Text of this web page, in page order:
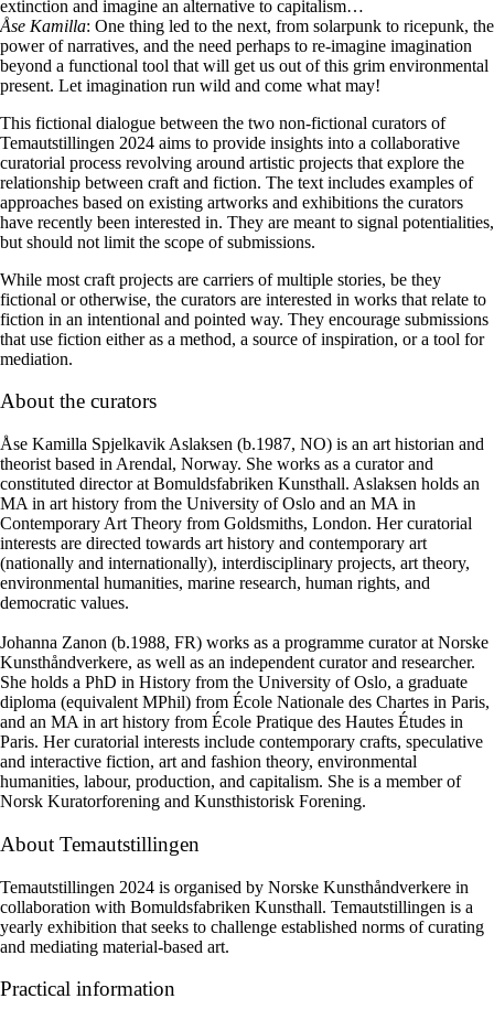
extinction and imagine an alternative to capitalism…
Åse Kamilla: One thing led to the next, from solarpunk to ricepunk, the
power of narratives, and the need perhaps to re-imagine imagination
beyond a functional tool that will get us out of this grim environmental
present. Let imagination run wild and come what may!
This fictional dialogue between the two non-fictional curators of
Temautstillingen 2024 aims to provide insights into a collaborative
curatorial process revolving around artistic projects that explore the
relationship between craft and fiction. The text includes examples of
approaches based on existing artworks and exhibitions the curators
have recently been interested in. They are meant to signal potentialities,
but should not limit the scope of submissions.
While most craft projects are carriers of multiple stories, be they
fictional or otherwise, the curators are interested in works that relate to
fiction in an intentional and pointed way. They encourage submissions
that use fiction either as a method, a source of inspiration, or a tool for
mediation.
About the curators
Åse Kamilla Spjelkavik Aslaksen (b.1987, NO) is an art historian and
theorist based in Arendal, Norway. She works as a curator and
constituted director at Bomuldsfabriken Kunsthall. Aslaksen holds an
MA in art history from the University of Oslo and an MA in
Contemporary Art Theory from Goldsmiths, London. Her curatorial
interests are directed towards art history and contemporary art
(nationally and internationally), interdisciplinary projects, art theory,
environmental humanities, marine research, human rights, and
democratic values.
Johanna Zanon (b.1988, FR) works as a programme curator at Norske
Kunsthåndverkere, as well as an independent curator and researcher.
She holds a PhD in History from the University of Oslo, a graduate
diploma (equivalent MPhil) from École Nationale des Chartes in Paris,
and an MA in art history from École Pratique des Hautes Études in
Paris. Her curatorial interests include contemporary crafts, speculative
and interactive fiction, art and fashion theory, environmental
humanities, labour, production, and capitalism. She is a member of
Norsk Kuratorforening and Kunsthistorisk Forening.
About Temautstillingen
Temautstillingen 2024 is organised by Norske Kunsthåndverkere in
collaboration with Bomuldsfabriken Kunsthall. Temautstillingen is a
yearly exhibition that seeks to challenge established norms of curating
and mediating material-based art.
Practical information